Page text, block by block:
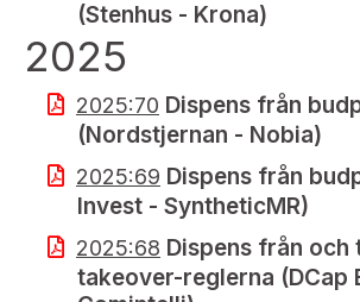
(Stenhus - Krona)
2025
2025:70 Dispens från
(Nordstjernan - Nobia)
2025:69 Dispens från
Invest - SyntheticMR)
2025:68 Dispens från och
takeover-reglerna (DCap